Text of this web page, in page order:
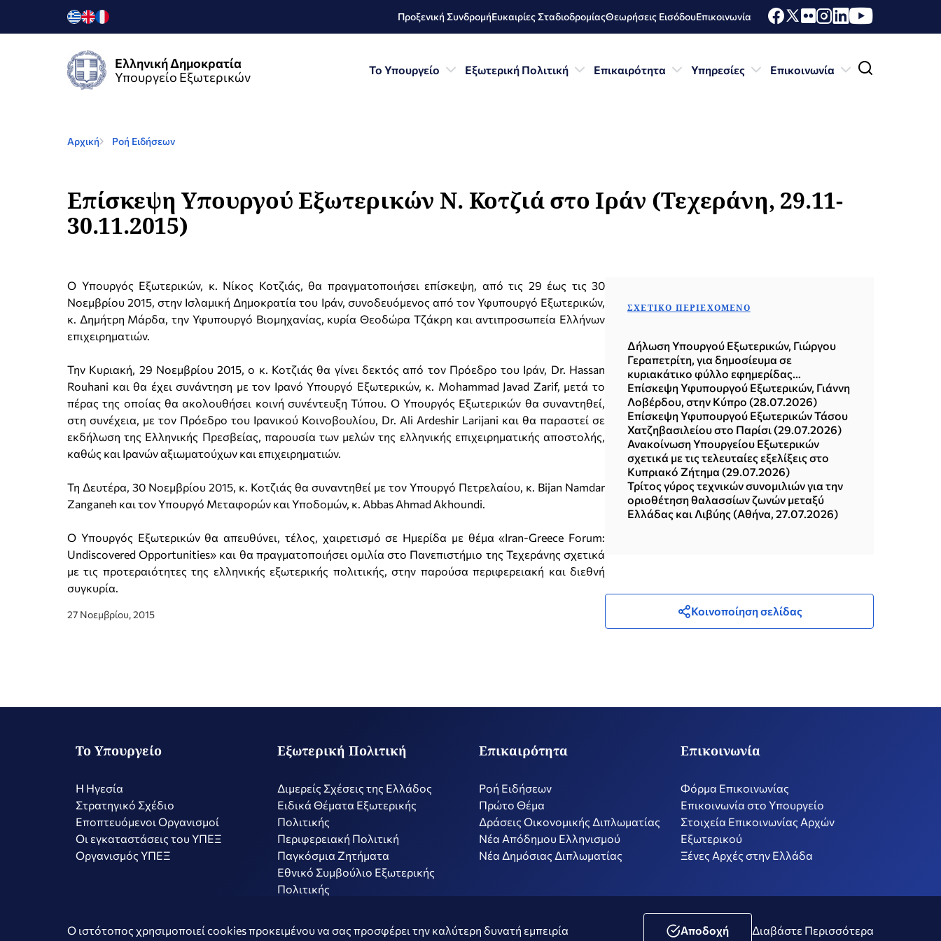
Προξενική ΣυνδρομήΕυκαιρίες ΣταδιοδρομίαςΘεωρήσεις ΕισόδουΕπικοινωνία
Ελληνική Δημοκρατία
Υπουργείο Εξωτερικών
Το Υπουργείο Εξωτερική Πολιτική Επικαιρότητα Υπηρεσίες Επικοινωνία
Αρχική Ροή Ειδήσεων
Επίσκεψη Υπουργού Εξωτερικών Ν. Κοτζιά στο Ιράν (Τεχεράνη, 29.11-
30.11.2015)
Ο Υπουργός Εξωτερικών, κ. Νίκος Κοτζιάς, θα πραγματοποιήσει επίσκεψη, από τις 29 έως τις 30
Νοεμβρίου 2015, στην Ισλαμική Δημοκρατία του Ιράν, συνοδευόμενος από τον Υφυπουργό Εξωτερικών,
κ. Δημήτρη Μάρδα, την Υφυπουργό Βιομηχανίας, κυρία Θεοδώρα Τζάκρη και αντιπροσωπεία Ελλήνων
επιχειρηματιών.
Την Κυριακή, 29 Νοεμβρίου 2015, ο κ. Κοτζιάς θα γίνει δεκτός από τον Πρόεδρο του Ιράν, Dr. Hassan
Rouhani και θα έχει συνάντηση με τον Ιρανό Υπουργό Εξωτερικών, κ. Mohammad Javad Zarif, μετά το
πέρας της οποίας θα ακολουθήσει κοινή συνέντευξη Τύπου. Ο Υπουργός Εξωτερικών θα συναντηθεί,
στη συνέχεια, με τον Πρόεδρο του Ιρανικού Κοινοβουλίου, Dr. Ali Ardeshir Larijani και θα παραστεί σε
εκδήλωση της Ελληνικής Πρεσβείας, παρουσία των μελών της ελληνικής επιχειρηματικής αποστολής,
καθώς και Ιρανών αξιωματούχων και επιχειρηματιών.
Τη Δευτέρα, 30 Νοεμβρίου 2015, κ. Κοτζιάς θα συναντηθεί με τον Υπουργό Πετρελαίου, κ. Bijan Namdar
Zanganeh και τον Υπουργό Μεταφορών και Υποδομών, κ. Abbas Ahmad Akhoundi.
Ο Υπουργός Εξωτερικών θα απευθύνει, τέλος, χαιρετισμό σε Ημερίδα με θέμα «Iran-Greece Forum:
Undiscovered Opportunities» και θα πραγματοποιήσει ομιλία στο Πανεπιστήμιο της Τεχεράνης σχετικά
με τις προτεραιότητες της ελληνικής εξωτερικής πολιτικής, στην παρούσα περιφερειακή και διεθνή
συγκυρία.
27 Νοεμβρίου, 2015
ΣΧΕΤΙΚΌ ΠΕΡΙΕΧΌΜΕΝΟ
Δήλωση Υπουργού Εξωτερικών, Γιώργου
Γεραπετρίτη, για δημοσίευμα σε
κυριακάτικο φύλλο εφημερίδας
(02.08.2026)
Επίσκεψη Υφυπουργού Εξωτερικών, Γιάννη
Λοβέρδου, στην Κύπρο (28.07.2026)
Επίσκεψη Υφυπουργού Εξωτερικών Τάσου
Χατζηβασιλείου στο Παρίσι (29.07.2026)
Ανακοίνωση Υπουργείου Εξωτερικών
σχετικά με τις τελευταίες εξελίξεις στο
Κυπριακό Ζήτημα (29.07.2026)
Τρίτος γύρος τεχνικών συνομιλιών για την
οριοθέτηση θαλασσίων ζωνών μεταξύ
Ελλάδας και Λιβύης (Αθήνα, 27.07.2026)
Κοινοποίηση σελίδας
Το Υπουργείο
Η Ηγεσία
Στρατηγικό Σχέδιο
Εποπτευόμενοι Οργανισμοί
Οι εγκαταστάσεις του ΥΠΕΞ
Οργανισμός ΥΠΕΞ
Εξωτερική Πολιτική
Διμερείς Σχέσεις της Ελλάδος
Ειδικά Θέματα Εξωτερικής
Πολιτικής
Περιφερειακή Πολιτική
Παγκόσμια Ζητήματα
Εθνικό Συμβούλιο Εξωτερικής
Πολιτικής
Επικαιρότητα
Ροή Ειδήσεων
Πρώτο Θέμα
Δράσεις Οικονομικής Διπλωματίας
Nέα Απόδημου Ελληνισμού
Νέα Δημόσιας Διπλωματίας
Επικοινωνία
Φόρμα Επικοινωνίας
Επικοινωνία στο Υπουργείο
Στοιχεία Επικοινωνίας Αρχών
Εξωτερικού
Ξένες Αρχές στην Ελλάδα
Copyright © 2026 Ελληνική Δημοκρατία - Υπουργείο Εξωτερικών Όροι Χρήσης Πολιτική Μέσων Κοινωνικής Δικτύωσης Δήλωση Προσβασιμότητας
Ο ιστότοπος χρησιμοποιεί cookies προκειμένου να σας προσφέρει την καλύτερη δυνατή εμπειρία Αποδοχή Διαβάστε Περισσότερα